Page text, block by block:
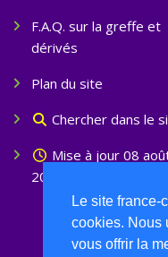
Le site france-
cookies. Nous
vous offrir la
F.A.Q. sur la greffe et
dérivés
Plan du site
Chercher dans le
Mise à jour 08
2026